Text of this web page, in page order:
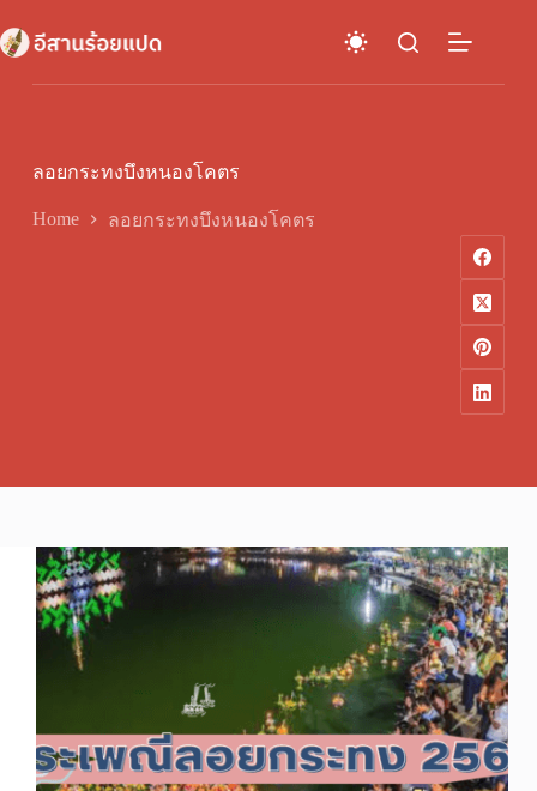
to
content
ลอยกระทงบึงหนองโคตร
Home ลอยกระทงบึงหนองโคตร